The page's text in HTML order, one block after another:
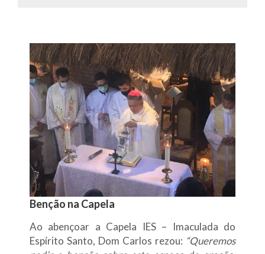
Benção na Capela
Ao abençoar a Capela IES – Imaculada do
Espírito Santo, Dom Carlos rezou: “Queremos